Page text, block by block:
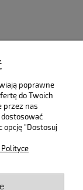
poprawne
do Twoich
przez nas
opcję "Dostosuj